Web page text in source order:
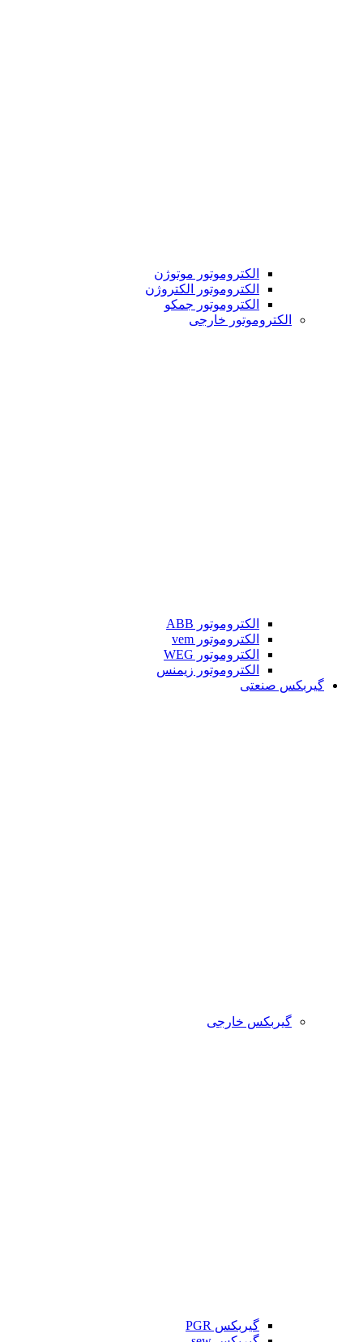
الکتروموتور موتوژن
الکتروموتور الکتروژن
الکتروموتور جمکو
الکتروموتور خارجی
الکتروموتور ABB
الکتروموتور vem
الکتروموتور WEG
الکتروموتور زیمنس
گیربکس صنعتی
گیربکس خارجی
گیربکس PGR